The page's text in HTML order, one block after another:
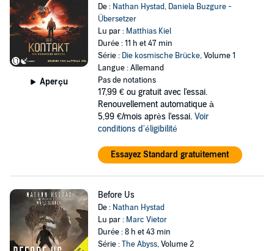
Aperçu
De : Nathan Hystad, Daniela Buzgure -
Übersetzer
Lu par : Matthias Kiel
Durée : 11 h et 47 min
Série : Die kosmische Brücke, Volume 1
Langue : Allemand
Pas de notations
17,99 € ou gratuit avec l'essai.
Renouvellement automatique à
5,99 €/mois après l'essai. Voir
conditions d'éligibilité
Essayez Standard gratuitement
Before Us
De : Nathan Hystad
Lu par : Marc Vietor
Durée : 8 h et 43 min
Série :The Abyss, Volume 2